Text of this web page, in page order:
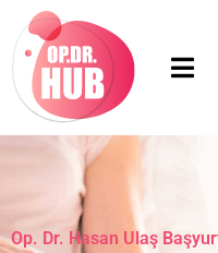
Op. Dr. Hasan Ulaş